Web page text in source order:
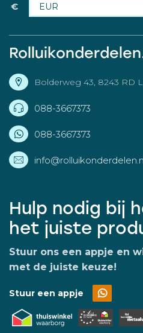
€
Bolderweg 43, 8243 RD
088-3667373
088-3667373
Hulp nodig bij
het juiste
Stuur ons een appje en
met de juiste keuze!
Stuur een appje